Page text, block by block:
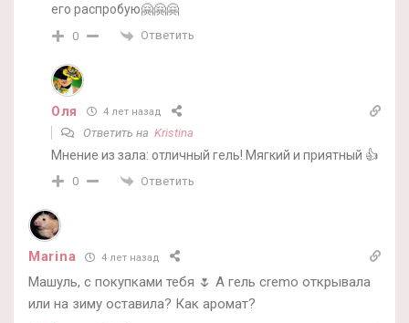
его распробую🤗🤗🤗
0 Ответить
Oля 4 лет назад
Ответить на Kristina
Мнение из зала: отличный гель! Мягкий и приятный 👍
0 Ответить
Marina 4 лет назад
Машуль, с покупками тебя 🌷 А гель cremo открывала
или на зиму оставила? Как аромат?